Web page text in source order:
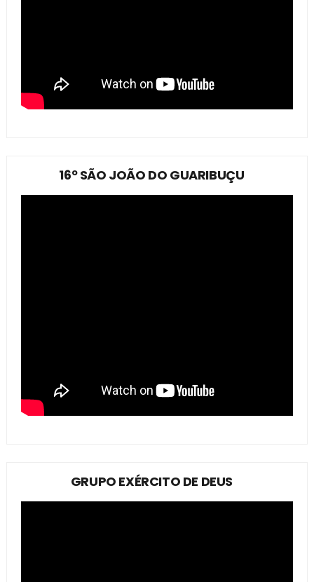
16º SÃO JOÃO DO GUARIBUÇU
GRUPO EXÉRCITO DE DEUS